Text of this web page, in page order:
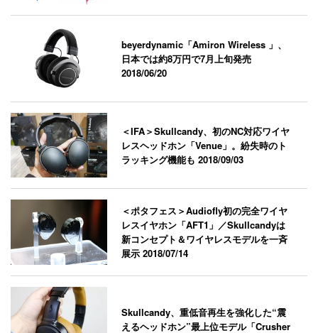
beyerdynamic「Amiron Wireless 」、
日本では約8万円で7月上旬発売
2018/06/20
＜IFA＞Skullcandy、初のNC対応ワイヤ
レスヘッドホン「Venue」。紛失時のト
ラッキング機能も2018/09/03
＜ポタフェス＞Audiofly初の完全ワイヤ
レスイヤホン「AFT1」／Skullcandyは
新コンセプト＆ワイヤレスモデルを一斉
展示2018/07/14
Skullcandy、重低音再生を強化した“震
えるヘッドホン”最上位モデル「Crusher